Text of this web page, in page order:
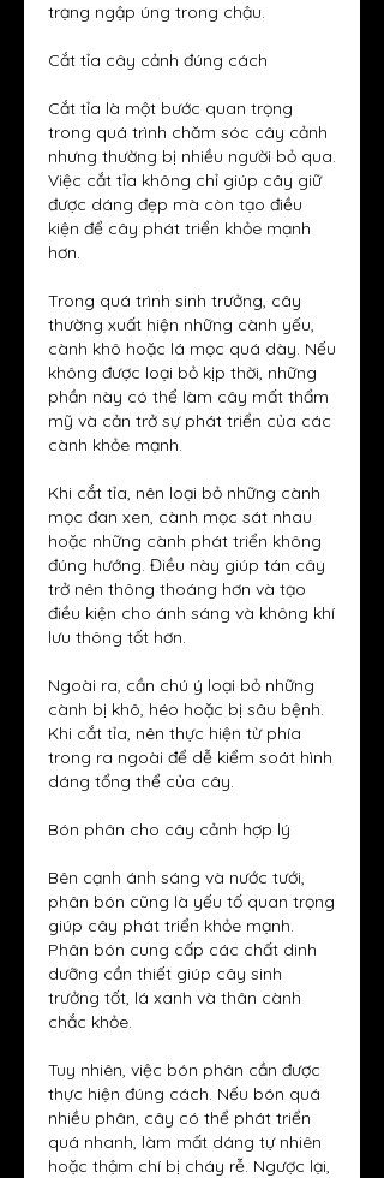
trạng ngập úng trong chậu.
Cắt tỉa cây cảnh đúng cách
Cắt tỉa là một bước quan trọng
trong quá trình chăm sóc cây cảnh
nhưng thường bị nhiều người bỏ qua.
Việc cắt tỉa không chỉ giúp cây giữ
được dáng đẹp mà còn tạo điều
kiện để cây phát triển khỏe mạnh
hơn.
Trong quá trình sinh trưởng, cây
thường xuất hiện những cành yếu,
cành khô hoặc lá mọc quá dày. Nếu
không được loại bỏ kịp thời, những
phần này có thể làm cây mất thẩm
mỹ và cản trở sự phát triển của các
cành khỏe mạnh.
Khi cắt tỉa, nên loại bỏ những cành
mọc đan xen, cành mọc sát nhau
hoặc những cành phát triển không
đúng hướng. Điều này giúp tán cây
trở nên thông thoáng hơn và tạo
điều kiện cho ánh sáng và không khí
lưu thông tốt hơn.
Ngoài ra, cần chú ý loại bỏ những
cành bị khô, héo hoặc bị sâu bệnh.
Khi cắt tỉa, nên thực hiện từ phía
trong ra ngoài để dễ kiểm soát hình
dáng tổng thể của cây.
Bón phân cho cây cảnh hợp lý
Bên cạnh ánh sáng và nước tưới,
phân bón cũng là yếu tố quan trọng
giúp cây phát triển khỏe mạnh.
Phân bón cung cấp các chất dinh
dưỡng cần thiết giúp cây sinh
trưởng tốt, lá xanh và thân cành
chắc khỏe.
Tuy nhiên, việc bón phân cần được
thực hiện đúng cách. Nếu bón quá
nhiều phân, cây có thể phát triển
quá nhanh, làm mất dáng tự nhiên
hoặc thậm chí bị cháy rễ. Ngược lại,